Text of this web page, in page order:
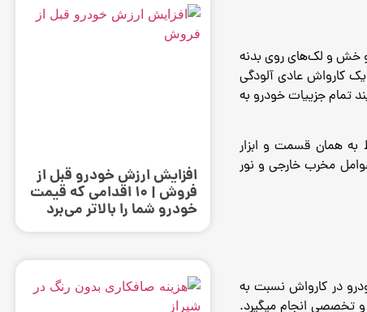
و خش و لک‌های روی بدنه
کارواش عادی آلودگی
تمام جزییات خودرو به
به همان قسمت و ابزار
مخرب خارجی و نور
در کارواش نسبت به
تخصصی انجام میگیرد.
افزایش ارزش خودرو قبل از
فروش | ۱۰ اقدامی که قیمت
خودرو شما را بالاتر می‌برد